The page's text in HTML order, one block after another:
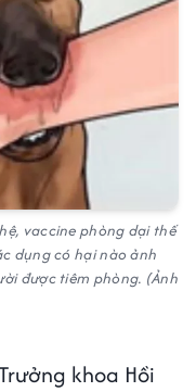
vaccine phòng dại thế
dụng có hại nào ảnh
được tiêm phòng. (Ảnh
khoa Hồi